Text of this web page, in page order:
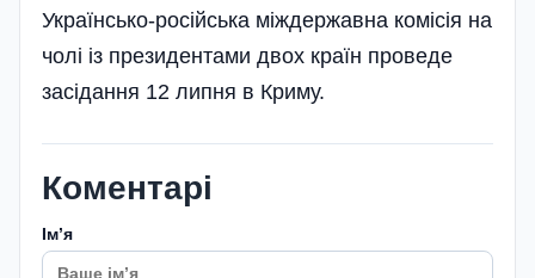
Українсько-російська міждержавна комісія на
чолі із президентами двох країн проведе
засідання 12 липня в Криму.
Коментарі
Імʼя